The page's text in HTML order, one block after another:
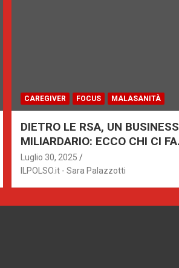
CAREGIVER FOCUS MALASANITÀ
DIETRO LE RSA, UN BUSINESS
MILIARDARIO: ECCO CHI CI FA
SOLDI
Luglio 30, 2025
ILPOLSO.it - Sara Palazzotti